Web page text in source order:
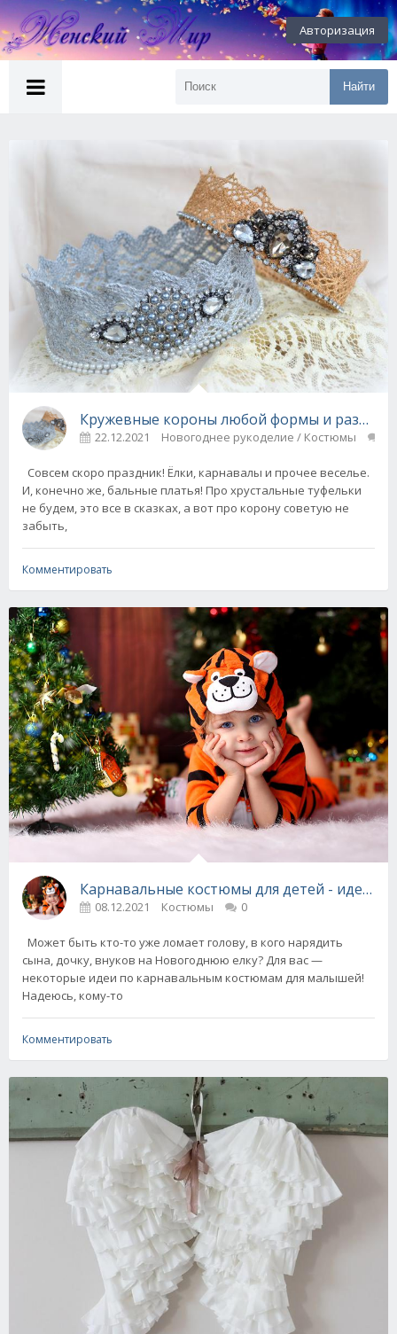
Авторизация
Найти
Кружевные короны любой формы и размера
22.12.2021 Новогоднее рукоделие / Костюмы
Совсем скоро праздник! Ёлки, карнавалы и прочее веселье.
И, конечно же, бальные платья! Про хрустальные туфельки
не будем, это все в сказках, а вот про корону советую не
забыть,
Комментировать
Карнавальные костюмы для детей - идеи к
08.12.2021 Костюмы 0
Может быть кто-то уже ломает голову, в кого нарядить
сына, дочку, внуков на Новогоднюю елку? Для вас —
некоторые идеи по карнавальным костюмам для малышей!
Надеюсь, кому-то
Комментировать